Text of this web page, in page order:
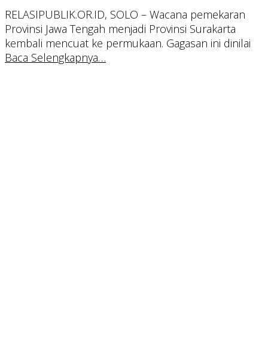
RELASIPUBLIK.OR.ID, SOLO – Wacana pemekaran
Provinsi Jawa Tengah menjadi Provinsi Surakarta
kembali mencuat ke permukaan. Gagasan ini dinilai
Baca Selengkapnya…